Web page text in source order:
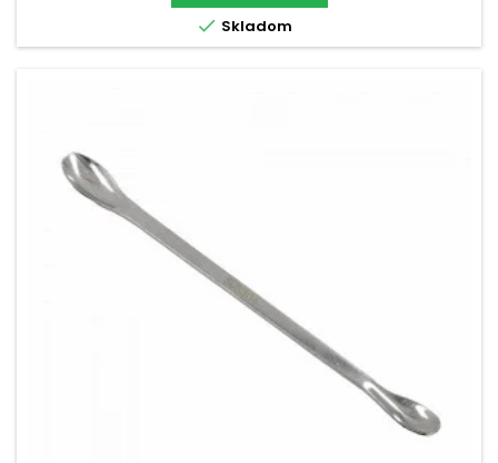
 Skladom